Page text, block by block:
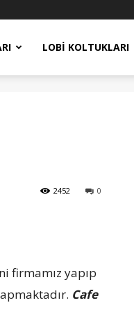
LOBI KOLTUKLARI
0
2452
firmamız yapıp
Cafe